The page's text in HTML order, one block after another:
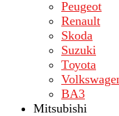
Peugeot
Renault
Skoda
Suzuki
Tоуоta
ВA3
Mitsubishi